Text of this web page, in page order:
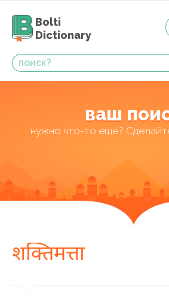
Bolti
Dictionary
ваш
нужно что-то еще?
शक्तिमत्ता